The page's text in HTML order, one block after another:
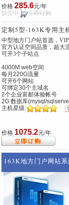
价格 285.6元/年
缺货中
立即订购
定制5型-163K专用主
中型地方门户站首选，VIP
官方认证空间品质，超大
可开3个子站点
4000M web空间
每月220G流量
可开6个网站
可绑定30个主域名
2个企业富邮体验帐号
2G 数据库(mysql/
主机星级:
价格 1075.2元/年
163K地方门户网站系